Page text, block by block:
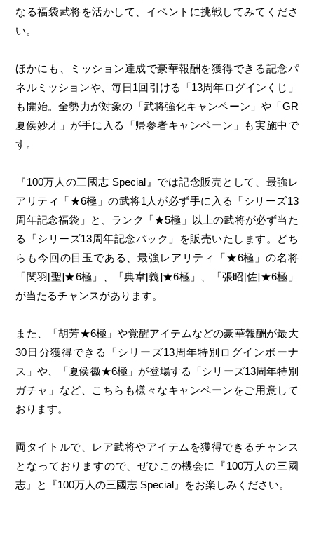
なる福袋武将を活かして、イベントに挑戦してみてくださ
い。
ほかにも、ミッション達成で豪華報酬を獲得できる記念パ
ネルミッションや、毎日1回引ける「13周年ログインくじ」
も開始。全勢力が対象の「武将強化キャンペーン」や「GR
夏侯妙才」が手に入る「帰参者キャンペーン」も実施中で
す。
『100万人の三國志 Special』では記念販売として、最強レ
アリティ「★6極」の武将1人が必ず手に入る「シリーズ13
周年記念福袋」と、ランク「★5極」以上の武将が必ず当た
る「シリーズ13周年記念パック」を販売いたします。どち
らも今回の目玉である、最強レアリティ「★6極」の名将
「関羽[聖]★6極」、「典韋[義]★6極」、「張昭[佐]★6極」
が当たるチャンスがあります。
また、「胡芳★6極」や覚醒アイテムなどの豪華報酬が最大
30日分獲得できる「シリーズ13周年特別ログインボーナ
ス」や、「夏侯徽★6極」が登場する「シリーズ13周年特別
ガチャ」など、こちらも様々なキャンペーンをご用意して
おります。
両タイトルで、レア武将やアイテムを獲得できるチャンス
となっておりますので、ぜひこの機会に『100万人の三國
志』と『100万人の三國志 Special』をお楽しみください。